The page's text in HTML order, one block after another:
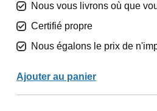
Nous vous livrons où que
Certifié propre
Nous égalons le prix de
Ajouter au panier